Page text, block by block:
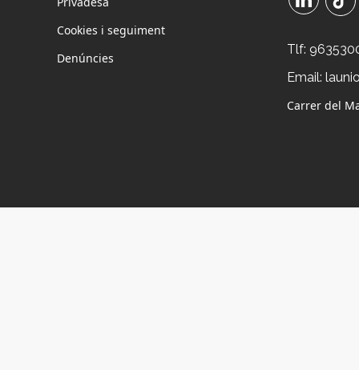
Cookies i seguiment
Denúncies
Tlf:
Email: